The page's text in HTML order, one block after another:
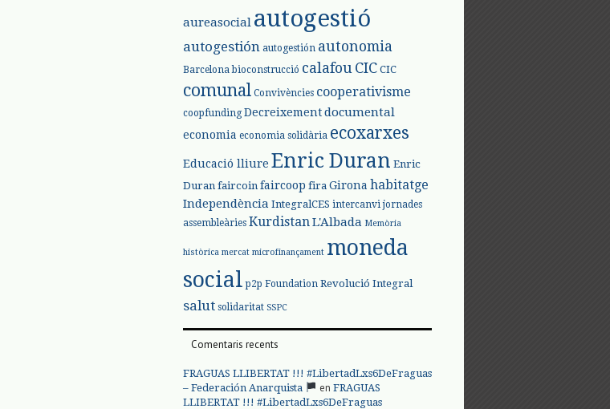
aureasocial autogestió
autogestión autogestión autonomia
Barcelona bioconstrucció calafou CIC CIC
comunal Convivències cooperativisme
coopfunding Decreixementdocumental
economia economia solidària ecoxarxes
Educació lliure Enric Duran Enric
Duran faircoin faircoop fira Girona habitatge
Independència IntegralCES intercanvi jornades
assembleàries Kurdistan L'Albada Memòria
històrica mercat microfinançament moneda
social p2p Foundation Revolució Integral
salut solidaritat SSPC
Comentaris recents
FRAGUAS LLIBERTAT !!! #LibertadLxs6DeFraguas
– Federación Anarquista
en FRAGUAS
LLIBERTAT !!! #LibertadLxs6DeFraguas